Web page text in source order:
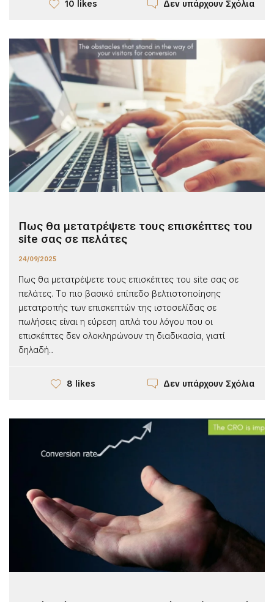
10 likes Δεν υπάρχουν Σχόλια
Πως θα μετατρέψετε τους επισκέπτες του
site σας σε πελάτες
24/09/2025
Πως θα μετατρέψετε τους επισκέπτες του site σας σε
πελάτες. Tο πιο βασικό επίπεδο βελτιστοποίησης
μετατροπής των επισκεπτών της ιστοσελίδας σε
πωλήσεις είναι η εύρεση απλά του λόγου που οι
επισκέπτες δεν ολοκληρώνουν τη διαδικασία, γιατί
δηλαδή...
8 likes Δεν υπάρχουν Σχόλια